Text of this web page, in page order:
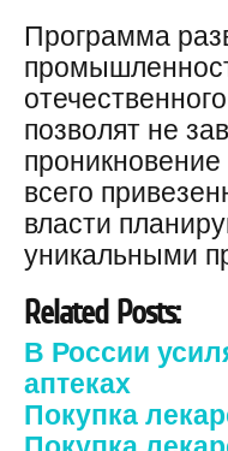
Программа
позволят не
всего
власти
уникальными
Related Posts:
В России
аптеках
Покупка